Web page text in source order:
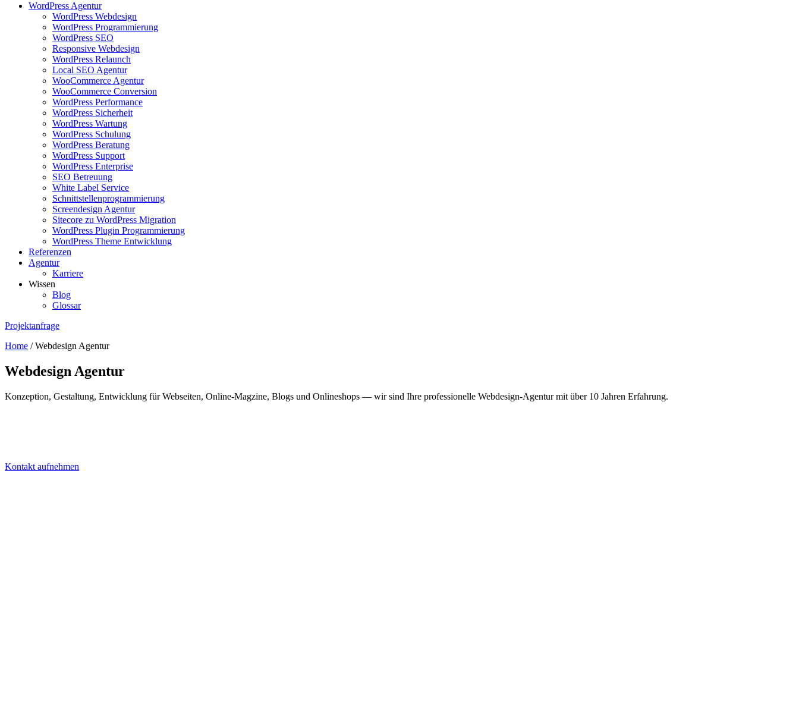
WordPress Agentur
WordPress Webdesign
WordPress Programmierung
WordPress SEO
Responsive Webdesign
WordPress Relaunch
Local SEO Agentur
WooCommerce Agentur
WooCommerce Conversion
WordPress Performance
WordPress Sicherheit
WordPress Wartung
WordPress Schulung
WordPress Beratung
WordPress Support
WordPress Enterprise
SEO Betreuung
White Label Service
Schnittstellenprogrammierung
Screendesign Agentur
Sitecore zu WordPress Migration
WordPress Plugin Programmierung
WordPress Theme Entwicklung
Referenzen
Agentur
Karriere
Wissen
Blog
Glossar
Projektanfrage
Home /Webdesign Agentur
Webdesign Agentur
Konzeption, Gestaltung, Entwicklung für Webseiten, Online-Magzine, Blogs und Onlineshops — wir sind Ihre professionelle Webdesign-Agentur mit über 10 Jahren Erfahrung.
Kontakt aufnehmen